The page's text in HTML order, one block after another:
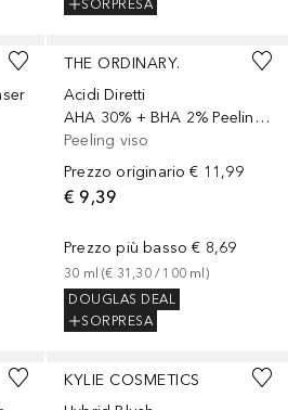
SORPRESA
THE ORDINARY.
Acidi Diretti
AHA 30% + BHA 2% Peeling Solution
Peeling viso
Prezzo originario € 11,99
€ 9,39
Prezzo più basso € 8,69
30 ml (€ 31,30 / 100 ml)
DOUGLAS DEAL
SORPRESA
KYLIE COSMETICS
+5